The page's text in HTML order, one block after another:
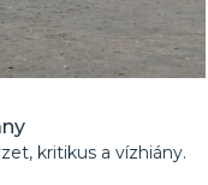
kritikus a vízhiány.